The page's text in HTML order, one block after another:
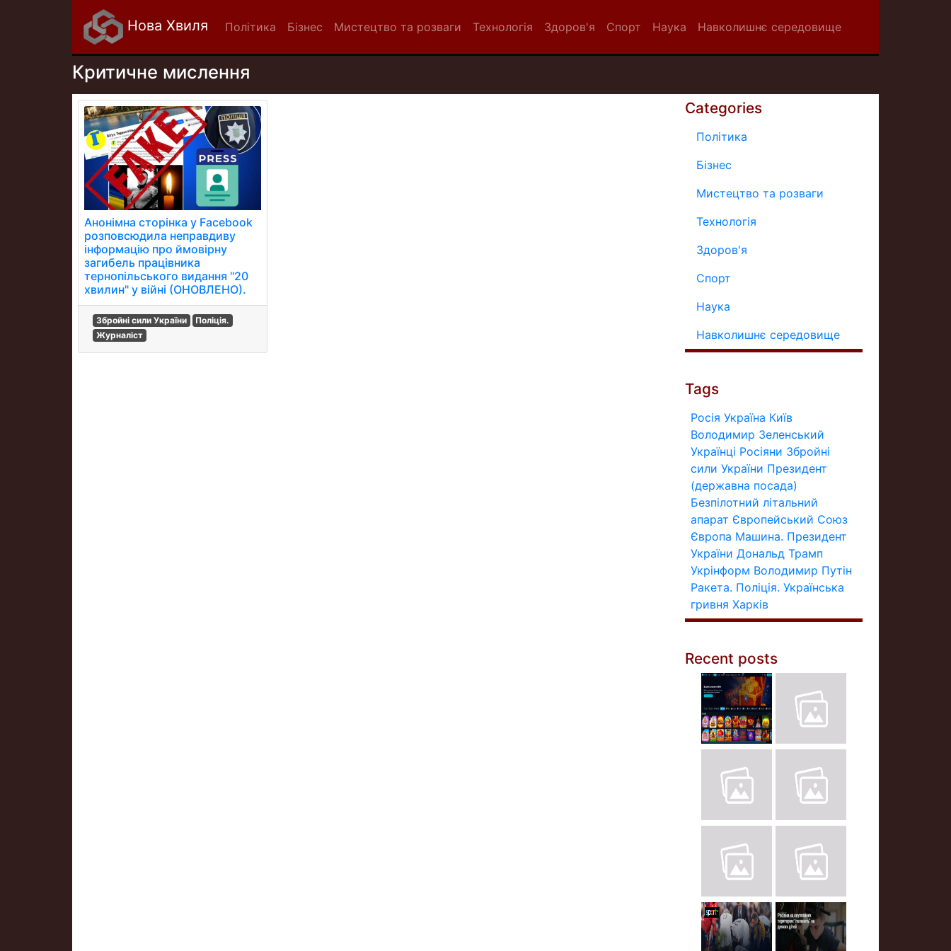
Нова Хвиля Політика Бізнес Мистецтво та розваги Технологія Здоров'я Спорт Наука Навколишнє середовище
Критичне мислення
Анонімна сторінка у Facebook
розповсюдила неправдиву
інформацію про ймовірну
загибель працівника
тернопільського видання "20
хвилин" у війні (ОНОВЛЕНО).
Збройні сили України
Поліція.
Журналіст
Categories
Політика
Бізнес
Мистецтво та розваги
Технологія
Здоров'я
Спорт
Наука
Навколишнє середовище
Tags
Росія Україна Київ
Володимир Зеленський
Українці Росіяни Збройні
сили України Президент
(державна посада)
Безпілотний літальний
апарат Європейський Союз
Європа Машина. Президент
України Дональд Трамп
Укрінформ Володимир Путін
Ракета. Поліція. Українська
гривня Харків
Recent posts